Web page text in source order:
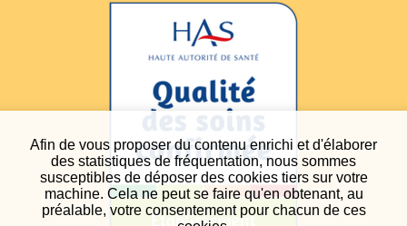
Afin de vous proposer du contenu enrichi et d'élaborer
des statistiques de fréquentation, nous sommes
susceptibles de déposer des cookies tiers sur votre
machine. Cela ne peut se faire qu'en obtenant, au
préalable, votre consentement pour chacun de ces